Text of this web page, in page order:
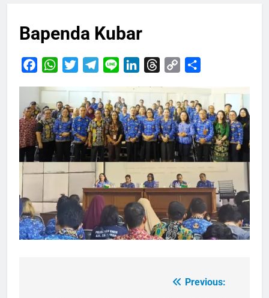
Bapenda Kubar
FacebookWhatsApp
TwitterTelegram
Line LinkedInThreads
Copy
Previous: